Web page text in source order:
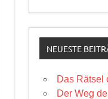
NEUESTE
Das Rätsel
Der Weg